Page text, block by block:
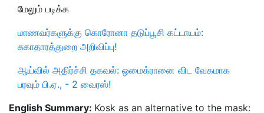
மேலும் படிக்க
மாணவர்களுக்கு கொரோனா தடுப்பூசி கட்டாயம்:
சுகாதாரத்துறை அறிவிப்பு!
ஆய்வில் அதிர்ச்சி தகவல்: ஒமைக்ரானை விட வேகமாக
பரவும் பி.ஏ., - 2 வைரஸ்!
English Summary: Kosk as an alternative to the mask: